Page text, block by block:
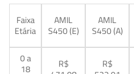
Faixa
Etária
AMIL
S450 (E)
AMIL
S450 (A)
0 a
18
R$
R$